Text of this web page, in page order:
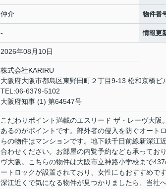
仲介 物件番
- 情報更
2026年08月10日
株式会社KARIRU
大阪府大阪市都島区東野田町２丁目9-13 松和京橋ビ
TEL:06-6379-5102
大阪府知事 (1) 第64547号
こだわりポイント満載のエスリード ザ・レーヴ大
あるのがポイントです。部外者の侵入を防ぐオート
らの物件はマンションです。地下鉄千日前線新深江
合わせください。お部屋の内覧予約なども承ってお
ヴ大阪。こちらの物件は大阪市立神路小学校まで
ートロックが設置されており、女性にもおすすめで
深江近くで気になる物件が見つかりましたら、当社